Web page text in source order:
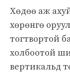
Хөдөө аж
хөрөнгө
тогтвортой
холбоотой
вертикальд